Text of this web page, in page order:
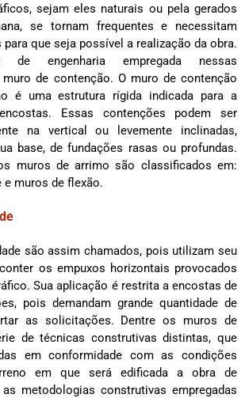
sejam eles naturais ou pela gerados
se tornam frequentes e necessitam
que seja possível a realização da obra.
de engenharia empregada nessas
de contenção. O muro de contenção
é uma estrutura rígida indicada para a
Essas contenções podem ser
na vertical ou levemente inclinadas,
base, de fundações rasas ou profundas.
muros de arrimo são classificados em:
e muros de flexão.
são assim chamados, pois utilizam seu
os empuxos horizontais provocados
Sua aplicação é restrita a encostas de
pois demandam grande quantidade de
as solicitações. Dentre os muros de
de técnicas construtivas distintas, que
em conformidade com as condições
em que será edificada a obra de
metodologias construtivas empregadas